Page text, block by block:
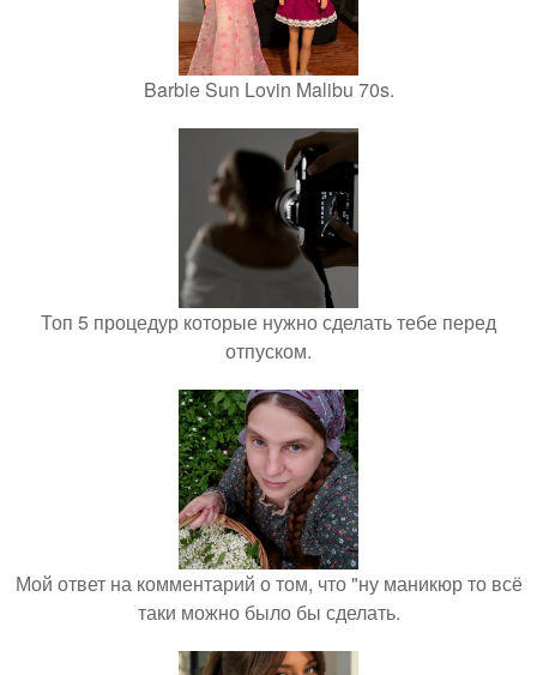
Barbie Sun Lovin Malibu 70s.
Топ 5 процедур которые нужно сделать тебе перед
отпуском.
Мой ответ на комментарий о том, что "ну маникюр то всё
таки можно было бы сделать.